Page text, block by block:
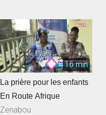
16 min
La prière pour les enfants
En Route Afrique
Zenabou